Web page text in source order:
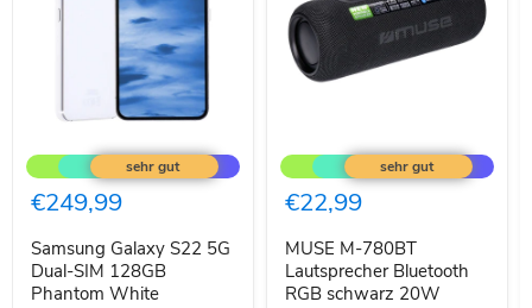
Galaxy
S22
5G
Dual-
128GB
Phantom
White
€249,99
Samsung Galaxy S22 5G
Dual-SIM 128GB
Phantom White
M-
780BT
Lautsprecher
Bluetooth
schwarz
20W
€22,99
MUSE M-780BT
Lautsprecher Bluetooth
RGB schwarz 20W